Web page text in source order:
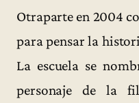
Otraparte en 2004
para pensar la
La escuela se
personaje de la